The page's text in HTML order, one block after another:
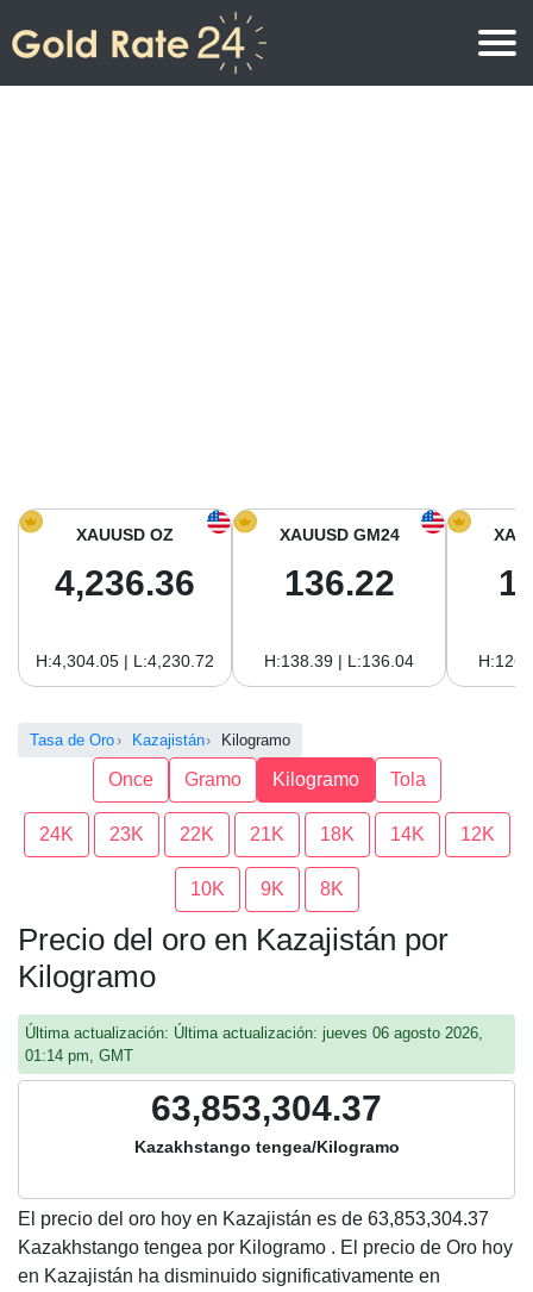
Precio del Oro hoy en América del sur
XAUUSD OZ
4,236.36
H:4,304.05 | L:4,230.72
XAUUSD GM24
136.22
H:138.39 | L:136.04
Tasa de Oro Kazajistán Kilogramo
Once Gramo Kilogramo Tola
24K 23K 22K 21K 18K 14K 12K
10K 9K 8K
Precio del oro en Kazajistán por
Kilogramo
Última actualización: Última actualización: jueves 06 agosto 2026,
01:14 pm, GMT
63,853,304.37
Kazakhstango tengea/Kilogramo
El precio del oro hoy en Kazajistán es de 63,853,304.37
Kazakhstango tengea por Kilogramo . El precio de Oro hoy
en Kazajistán ha disminuido significativamente en